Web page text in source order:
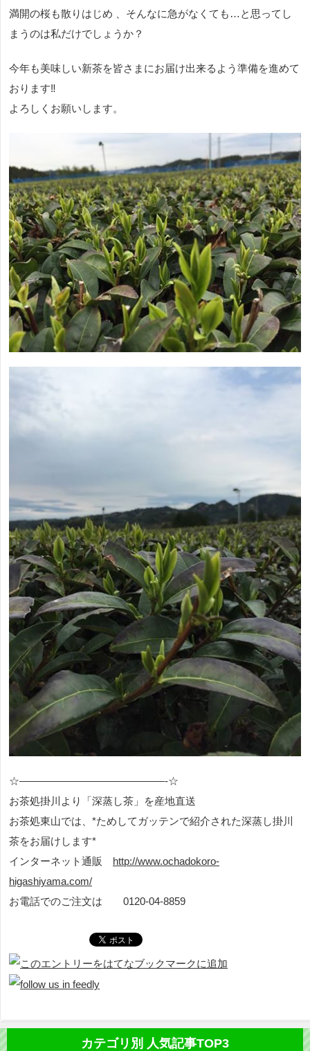
満開の桜も散りはじめ 、そんなに急がなくても…と思ってし
まうのは私だけでしょうか？
今年も美味しい新茶を皆さまにお届け出来るよう準備を進めて
おります‼
よろしくお願いします。
☆——————————————-☆
お茶処掛川より「深蒸し茶」を産地直送
お茶処東山では、*ためしてガッテンで紹介された深蒸し掛川
茶をお届けします*
インターネット通販 http://www.ochadokoro-
higashiyama.com/
お電話でのご注文は
0120-04-8859
カテゴリ別 人気記事TOP3